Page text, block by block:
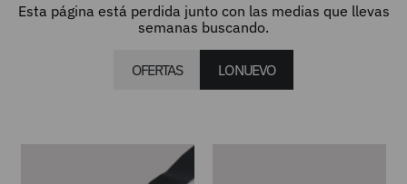
Esta página está perdida junto con las medias que llevas
semanas buscando.
OFERTAS LO NUEVO